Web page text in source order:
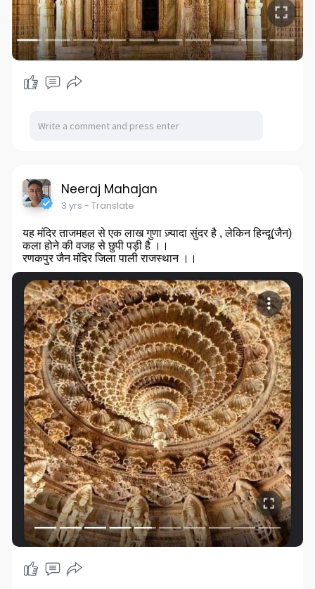
Neeraj Mahajan
3 yrs - Translate
यह मंदिर ताजमहल से एक लाख गुणा ज़्यादा सुंदर है , लेकिन हिन्दू(जैन)
कला होने की वजह से छुपी पड़ी है ।।
रणकपुर जैन मंदिर जिला पाली राजस्थान ।।